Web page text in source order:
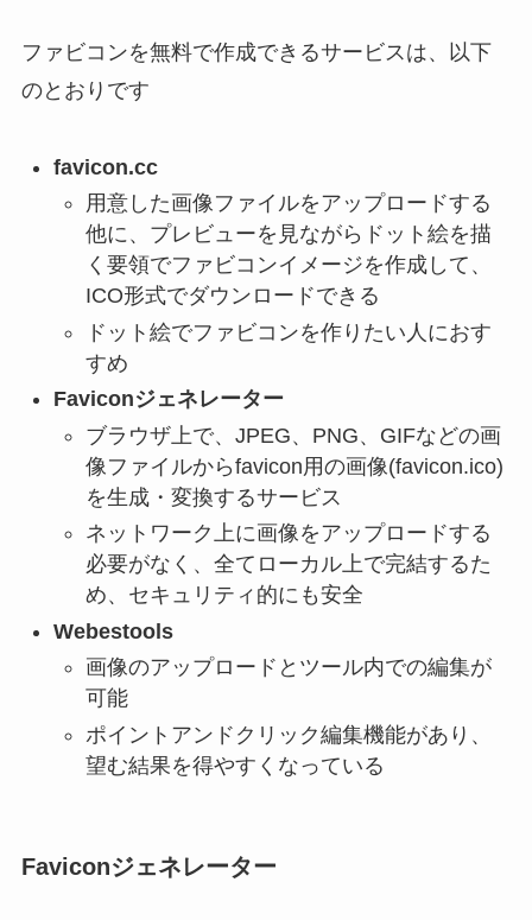
ファビコンを無料で作成できるサービスは、以下
のとおりです
favicon.cc
用意した画像ファイルをアップロードする
他に、プレビューを見ながらドット絵を描
く要領でファビコンイメージを作成して、
ICO形式でダウンロードできる
ドット絵でファビコンを作りたい人におす
すめ
Faviconジェネレーター
ブラウザ上で、JPEG、PNG、GIFなどの画
像ファイルからfavicon用の画像(favicon.ico)
を生成・変換するサービス
ネットワーク上に画像をアップロードする
必要がなく、全てローカル上で完結するた
め、セキュリティ的にも安全
Webestools
画像のアップロードとツール内での編集が
可能
ポイントアンドクリック編集機能があり、
望む結果を得やすくなっている
Faviconジェネレーター